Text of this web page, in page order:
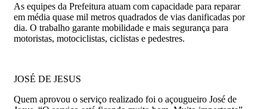
As equipes da Prefeitura atuam com capacidade para reparar
em média quase mil metros quadrados de vias danificadas por
dia. O trabalho garante mobilidade e mais segurança para
motoristas, motociclistas, ciclistas e pedestres.
JOSÉ DE JESUS
Quem aprovou o serviço realizado foi o açougueiro José de